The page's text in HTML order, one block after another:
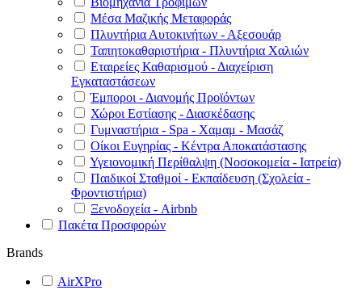
Μέσα Μαζικής Μεταφοράς
Πλυντήρια Αυτοκινήτων - Αξεσουάρ
Ταπητοκαθαριστήρια - Πλυντήρια Χαλιών
Εταιρείες Καθαρισμού - Διαχείριση
Εγκαταστάσεων
Έμποροι - Διανομής Προϊόντων
Χώροι Εστίασης - Διασκέδασης
Γυμναστήρια - Spa - Χαμαμ - Μασάζ
Οίκοι Ευγηρίας - Κέντρα Αποκατάστασης
Υγειονομική Περίθαλψη (Νοσοκομεία - Ιατρεία)
Παιδικοί Σταθμοί - Εκπαίδευση (Σχολεία -
Φροντιστήρια)
Ξενοδοχεία - Airbnb
Πακέτα Προσφορών
Brands
AirXPro